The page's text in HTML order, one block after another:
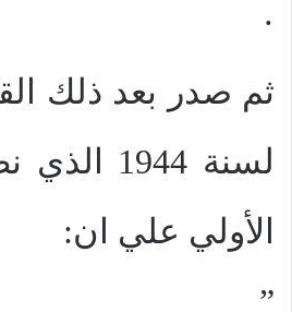
·
لسنة
الأولي علي ان:
”